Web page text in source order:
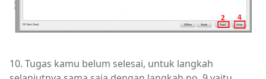
10. Tugas kamu belum selesai, untuk langkah